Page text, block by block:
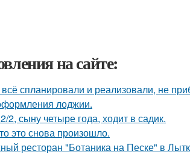
на сайте:
спланировали и реализовали, не
лоджии.
2, сыну четыре года, ходит в садик.
это снова произошло.
ресторан "Ботаника на Песке" в